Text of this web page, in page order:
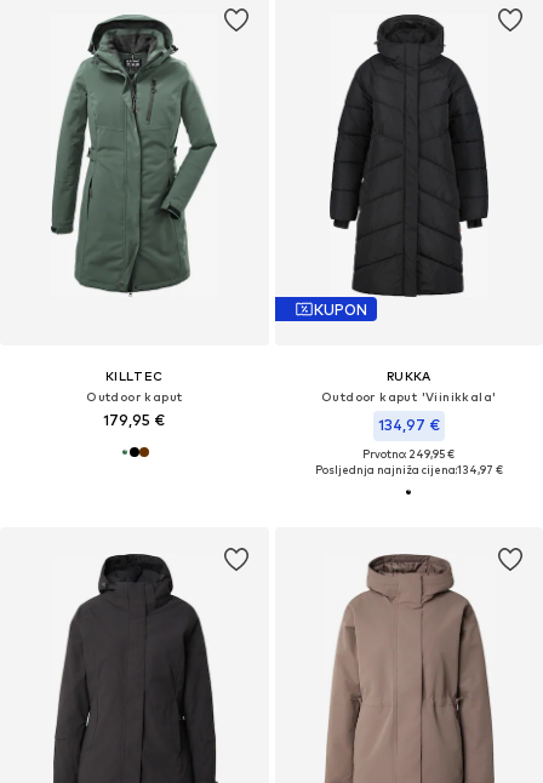
KILLTEC
Outdoor kaput
179,95 €
KUPON
RUKKA
Outdoor kaput 'Viinikkala'
134,97 €
Prvotno: 249,95 €
Posljednja najniža cijena:134,97 €